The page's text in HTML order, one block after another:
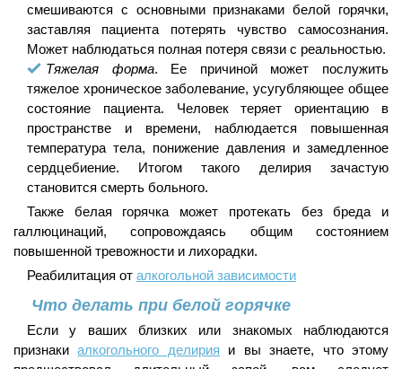
смешиваются с основными признаками белой горячки,
заставляя пациента потерять чувство самосознания.
Может наблюдаться полная потеря связи с реальностью.
Тяжелая форма. Ее причиной может послужить
тяжелое хроническое заболевание, усугубляющее общее
состояние пациента. Человек теряет ориентацию в
пространстве и времени, наблюдается повышенная
температура тела, понижение давления и замедленное
сердцебиение. Итогом такого делирия зачастую
становится смерть больного.
Также белая горячка может протекать без бреда и
галлюцинаций, сопровождаясь общим состоянием
повышенной тревожности и лихорадки.
Реабилитация от алкогольной зависимости
Что делать при белой горячке
Если у ваших близких или знакомых наблюдаются
признакиалкогольного делирия и вы знаете, что этому